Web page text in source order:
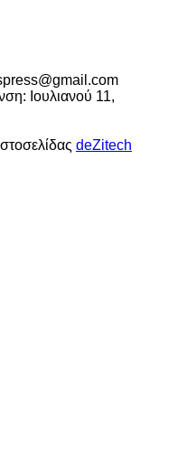
Ιουλιανού 11,
deZitech